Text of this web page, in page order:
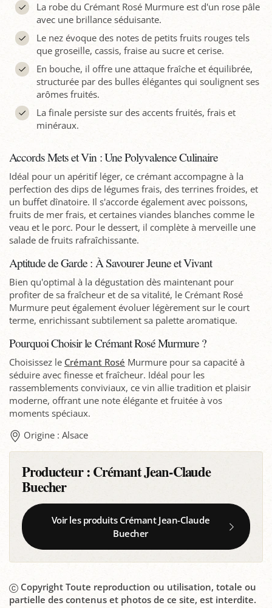
La robe du Crémant Rosé Murmure est d'un rose pâle
avec une brillance séduisante.
Le nez évoque des notes de petits fruits rouges tels
que groseille, cassis, fraise au sucre et cerise.
En bouche, il offre une attaque fraîche et équilibrée,
structurée par des bulles élégantes qui soulignent ses
arômes fruités.
La finale persiste sur des accents fruités, frais et
minéraux.
Accords Mets et Vin : Une Polyvalence Culinaire
Idéal pour un apéritif léger, ce crémant accompagne à la
perfection des dips de légumes frais, des terrines froides, et
un buffet dînatoire. Il s'accorde également avec poissons,
fruits de mer frais, et certaines viandes blanches comme le
veau et le porc. Pour le dessert, il complète à merveille une
salade de fruits rafraîchissante.
Aptitude de Garde : À Savourer Jeune et Vivant
Bien qu'optimal à la dégustation dès maintenant pour
profiter de sa fraîcheur et de sa vitalité, le Crémant Rosé
Murmure peut également évoluer légèrement sur le court
terme, enrichissant subtilement sa palette aromatique.
Pourquoi Choisir le Crémant Rosé Murmure ?
Choisissez le Crémant Rosé Murmure pour sa capacité à
séduire avec finesse et fraîcheur. Idéal pour les
rassemblements conviviaux, ce vin allie tradition et plaisir
moderne, offrant une note élégante et fruitée à vos
moments spéciaux.
Origine : Alsace
Producteur :Crémant Jean-Claude
Buecher
Voir les produits Crémant Jean-Claude
Buecher
Copyright Toute reproduction ou utilisation, totale ou
partielle des contenus et photos de ce site, est interdite.